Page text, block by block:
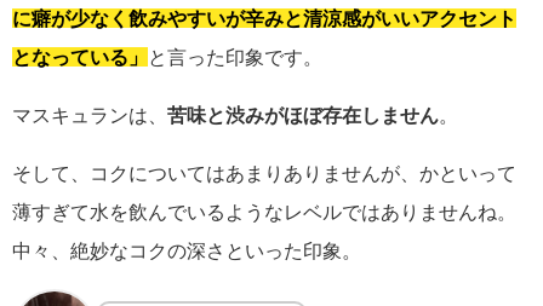
に癖が少なく飲みやすいが辛みと清涼感がいいアクセント
となっている」
と言った印象です。
マスキュランは、 苦味と渋みがほぼ存在しません
そして、コクについてはあまりありませんが、かといって
薄すぎて水を飲んでいるようなレベルではありませんね。
中々、絶妙なコクの深さといった印象。